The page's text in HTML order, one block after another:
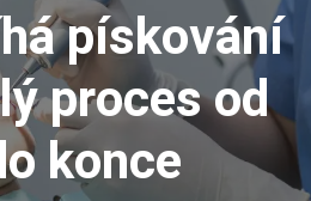
pískování
proces od
konce